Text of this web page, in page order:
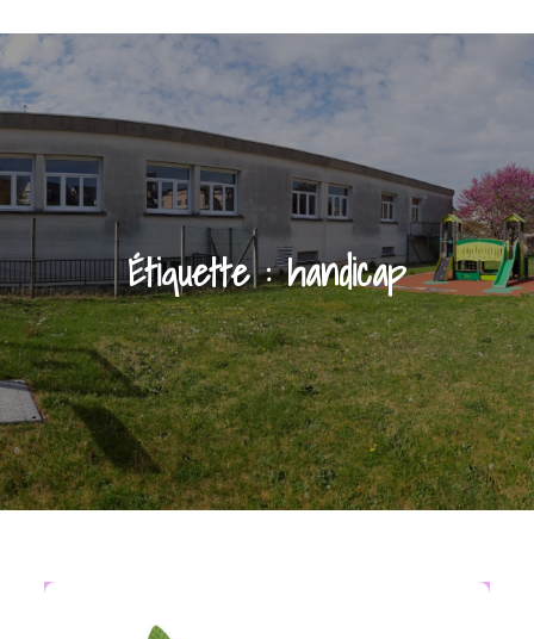
Étiquette :handicap